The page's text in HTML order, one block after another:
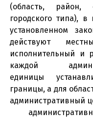
(область, район,
городского типа),
установленном
действуют
исполнительный и
каждой
единицы
границы, а для
административный